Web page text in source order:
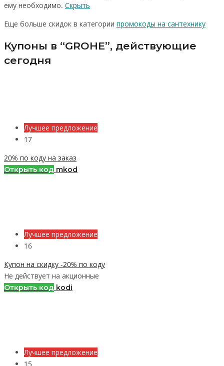
ему необходимо. Скрыть
Еще больше скидок в категории промокоды на сантехнику
Купоны в “GROHE”, действующие
сегодня
Лучшее предложение
17
20% по коду на заказ
Открыть код mkod
Лучшее предложение
16
Купон на скидку -20% по коду
Не действует на акционные
Открыть код kodi
Лучшее предложение
15